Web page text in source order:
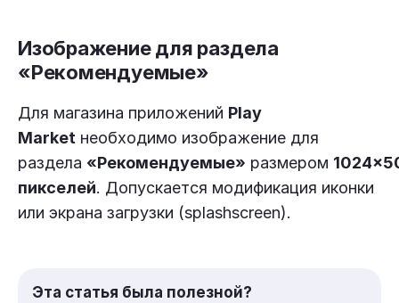
Изображение для раздела
«Рекомендуемые»
Для магазина приложений Play
Market необходимо изображение для
раздела «Рекомендуемые» размером
пикселей. Допускается модификация иконки
или экрана загрузки (splashscreen).
Эта статья была полезной?